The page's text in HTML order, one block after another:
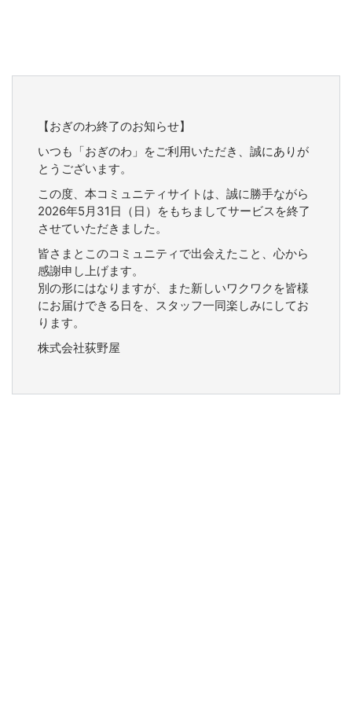
【おぎのわ終了のお知らせ】
いつも「おぎのわ」をご利用いただき、誠にありが
とうございます。
この度、本コミュニティサイトは、誠に勝手ながら
2026年5月31日（日）をもちましてサービスを終了
させていただきました。
皆さまとこのコミュニティで出会えたこと、心から
感謝申し上げます。
別の形にはなりますが、また新しいワクワクを皆様
にお届けできる日を、スタッフ一同楽しみにしてお
ります。
株式会社荻野屋